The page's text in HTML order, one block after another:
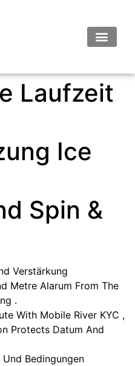
Laufzeit
Ice
Spin &
Verstärkung
Metre Alarum From The
.
With Mobile River KYC ,
Protects Datum And
Bedingungen